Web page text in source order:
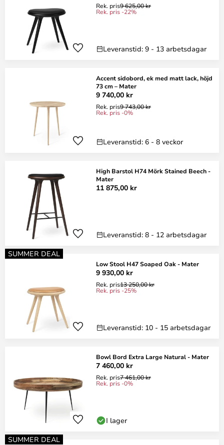
Rek. pris9 625,00 kr
Rek. pris -22%
Leveranstid: 9 - 13 arbetsdagar
Accent sidobord, ek med matt lack, höjd
73 cm – Mater
9 740,00 kr
Rek. pris9 743,00 kr
Rek. pris -0%
Leveranstid: 6 - 8 veckor
High Barstol H74 Mörk Stained Beech -
Mater
11 875,00 kr
Leveranstid: 8 - 12 arbetsdagar
SUMMER DEAL
Low Stool H47 Soaped Oak - Mater
9 930,00 kr
Rek. pris13 250,00 kr
Rek. pris -25%
Leveranstid: 10 - 15 arbetsdagar
Bowl Bord Extra Large Natural - Mater
7 460,00 kr
Rek. pris7 461,00 kr
Rek. pris -0%
I lager
SUMMER DEAL